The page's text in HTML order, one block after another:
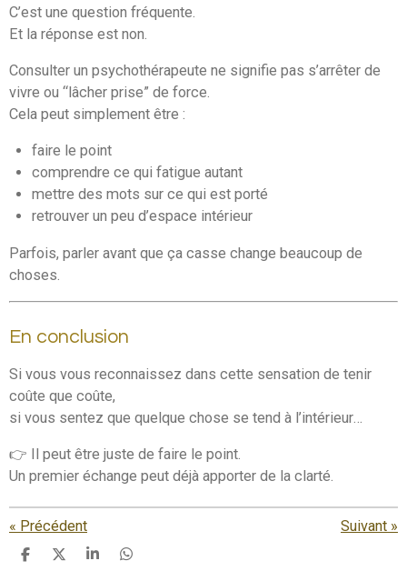
C’est une question fréquente.
Et la réponse est non.
Consulter un psychothérapeute ne signifie pas s’arrêter de
vivre ou “lâcher prise” de force.
Cela peut simplement être :
faire le point
comprendre ce qui fatigue autant
mettre des mots sur ce qui est porté
retrouver un peu d’espace intérieur
Parfois, parler avant que ça casse change beaucoup de
choses.
En conclusion
Si vous vous reconnaissez dans cette sensation de tenir
coûte que coûte,
si vous sentez que quelque chose se tend à l’intérieur…
👉 Il peut être juste de faire le point.
Un premier échange peut déjà apporter de la clarté.
« Précédent Suivant »
P
P
P
P